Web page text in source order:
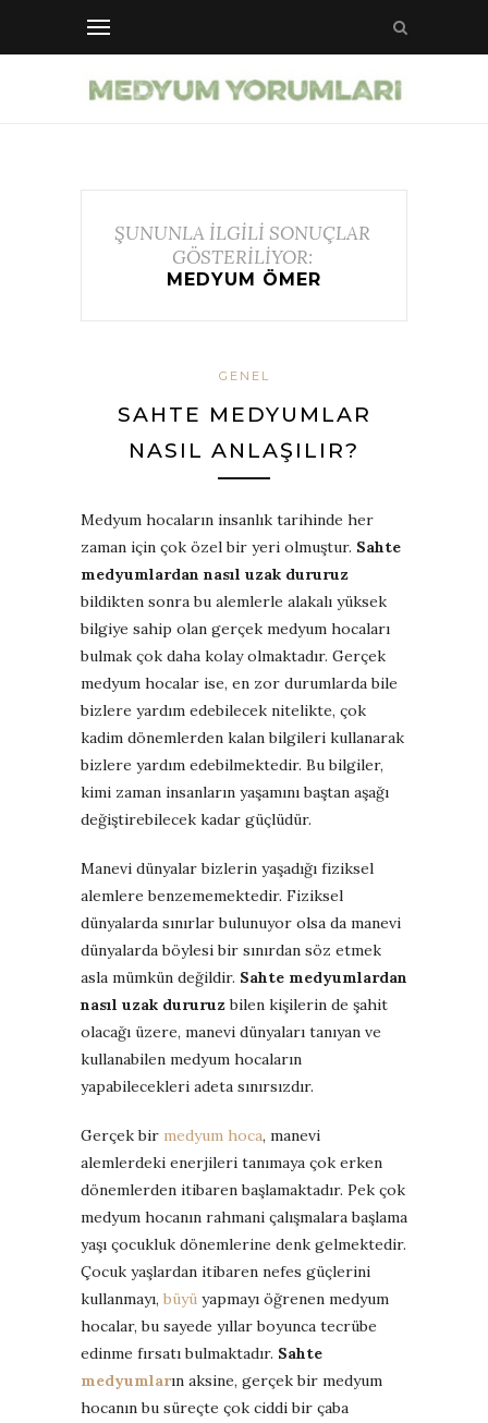
ŞUNUNLA İLGİLİ SONUÇLAR
GÖSTERİLİYOR:
MEDYUM ÖMER
GENEL
SAHTE MEDYUMLAR
NASIL ANLAŞILIR?
Medyum hocaların insanlık tarihinde her
zaman için çok özel bir yeri olmuştur. Sahte
medyumlardan nasıl uzak dururuz
bildikten sonra bu alemlerle alakalı yüksek
bilgiye sahip olan gerçek medyum hocaları
bulmak çok daha kolay olmaktadır. Gerçek
medyum hocalar ise, en zor durumlarda bile
bizlere yardım edebilecek nitelikte, çok
kadim dönemlerden kalan bilgileri kullanarak
bizlere yardım edebilmektedir. Bu bilgiler,
kimi zaman insanların yaşamını baştan aşağı
değiştirebilecek kadar güçlüdür.
Manevi dünyalar bizlerin yaşadığı fiziksel
alemlere benzememektedir. Fiziksel
dünyalarda sınırlar bulunuyor olsa da manevi
dünyalarda böylesi bir sınırdan söz etmek
asla mümkün değildir. Sahte medyumlardan
nasıl uzak dururuzbilen kişilerin de şahit
olacağı üzere, manevi dünyaları tanıyan ve
kullanabilen medyum hocaların
yapabilecekleri adeta sınırsızdır.
Gerçek bir medyum hoca, manevi
alemlerdeki enerjileri tanımaya çok erken
dönemlerden itibaren başlamaktadır. Pek çok
medyum hocanın rahmani çalışmalara başlama
yaşı çocukluk dönemlerine denk gelmektedir.
Çocuk yaşlardan itibaren nefes güçlerini
kullanmayı, büyü yapmayı öğrenen medyum
hocalar, bu sayede yıllar boyunca tecrübe
edinme fırsatı bulmaktadır. Sahte
medyumların aksine, gerçek bir medyum
hocanın bu süreçte çok ciddi bir çaba